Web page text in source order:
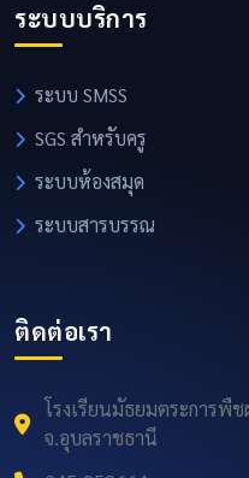
ระบบบริการ
ระบบ SMSS
SGS สำหรับครู
ระบบห้องสมุด
ระบบสารบรรณ
ติดต่อเรา
โรงเรียนมัธยมตระการพืช
จ.อุบลราชธานี